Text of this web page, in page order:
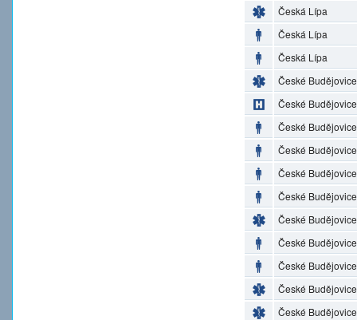
Česká Lípa
Česká Lípa
Česká Lípa
České Budějovice
České Budějovice
České Budějovice
České Budějovice
České Budějovice
České Budějovice
České Budějovice
České Budějovice
České Budějovice
České Budějovice
České Budějovice